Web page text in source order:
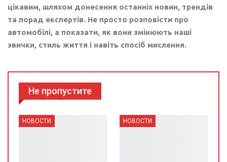
цікавим, шляхом донесення останніх новин, трендів
та порад експертів. Не просто розповісти про
автомобілі, а показати, як вони змінюють наші
звички, стиль життя і навіть спосіб мислення.
Не пропустите
НОВОСТИ НОВОСТИ